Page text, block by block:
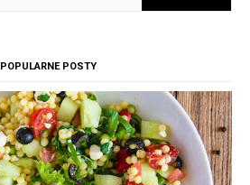
POPULARNE POSTY